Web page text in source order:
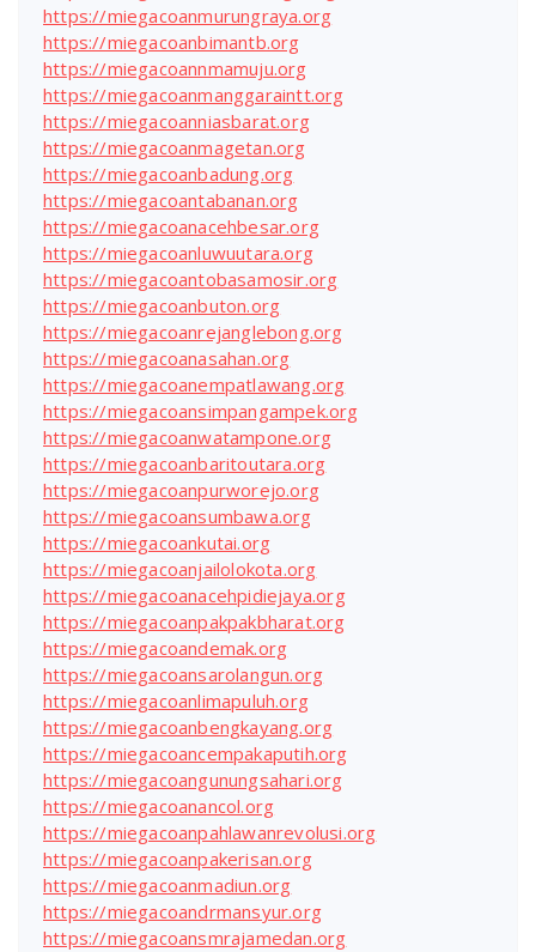
https://miegacoanmurungraya.org
https://miegacoanbimantb.org
https://miegacoannmamuju.org
https://miegacoanmanggaraintt.org
https://miegacoanniasbarat.org
https://miegacoanmagetan.org
https://miegacoanbadung.org
https://miegacoantabanan.org
https://miegacoanacehbesar.org
https://miegacoanluwuutara.org
https://miegacoantobasamosir.org
https://miegacoanbuton.org
https://miegacoanrejanglebong.org
https://miegacoanasahan.org
https://miegacoanempatlawang.org
https://miegacoansimpangampek.org
https://miegacoanwatampone.org
https://miegacoanbaritoutara.org
https://miegacoanpurworejo.org
https://miegacoansumbawa.org
https://miegacoankutai.org
https://miegacoanjailolokota.org
https://miegacoanacehpidiejaya.org
https://miegacoanpakpakbharat.org
https://miegacoandemak.org
https://miegacoansarolangun.org
https://miegacoanlimapuluh.org
https://miegacoanbengkayang.org
https://miegacoancempakaputih.org
https://miegacoangunungsahari.org
https://miegacoanancol.org
https://miegacoanpahlawanrevolusi.org
https://miegacoanpakerisan.org
https://miegacoanmadiun.org
https://miegacoandrmansyur.org
https://miegacoansmrajamedan.org